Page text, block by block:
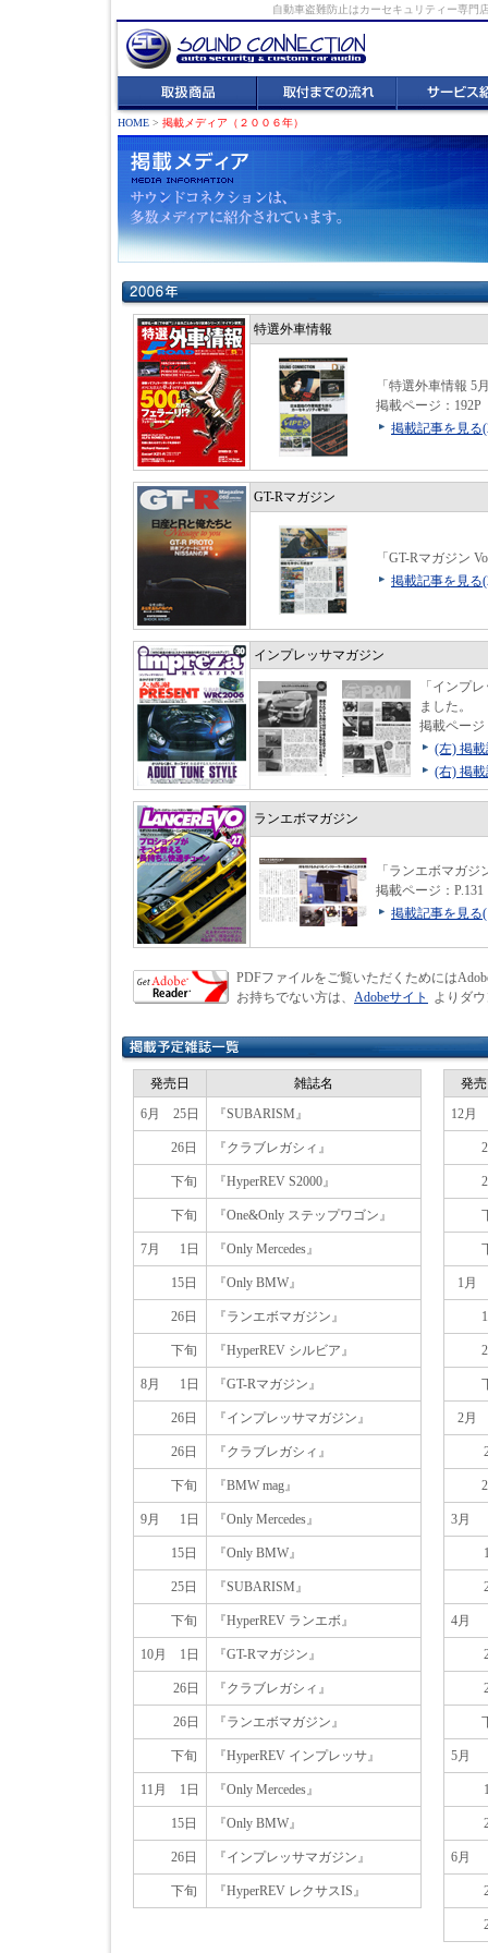
自動車盗難防止はカーセキュリティー専門
HOME > 掲載メディア（２００６年）
特選外車情報
「特選外車情報 5
掲載ページ：192P
掲載記事を見る
GT-Rマガジン
「GT-Rマガジン
掲載記事を見る
インプレッサマガジン
「インプ
ました。
掲載ページ
(左) 掲
(右) 掲
ランエボマガジン
「ランエボマガ
掲載ページ：P.131
掲載記事を見る
PDFファイルをご覧いただくためには
お持ちでない方は、 Adobeサイト よりダ
発売日
雑誌名
6月
25日 『SUBARISM』
26日 『クラブレガシィ』
下旬 『HyperREV S2000』
下旬 『One&Only ステップワゴン』
7月 1日 『Only Mercedes』
15日 『Only BMW』
26日 『ランエボマガジン』
下旬 『HyperREV シルビア』
8月 1日 『GT-Rマガジン』
26日 『インプレッサマガジン』
26日 『クラブレガシィ』
下旬 『BMW mag』
9月 1日 『Only Mercedes』
15日 『Only BMW』
25日 『SUBARISM』
下旬 『HyperREV ランエボ』
10月 1日 『GT-Rマガジン』
26日 『クラブレガシィ』
26日 『ランエボマガジン』
下旬 『HyperREV インプレッサ』
11月 1日 『Only Mercedes』
15日 『Only BMW』
26日 『インプレッサマガジン』
下旬 『HyperREV レクサスIS』
発
12月
1月
2月
3月
4月
5月
6月